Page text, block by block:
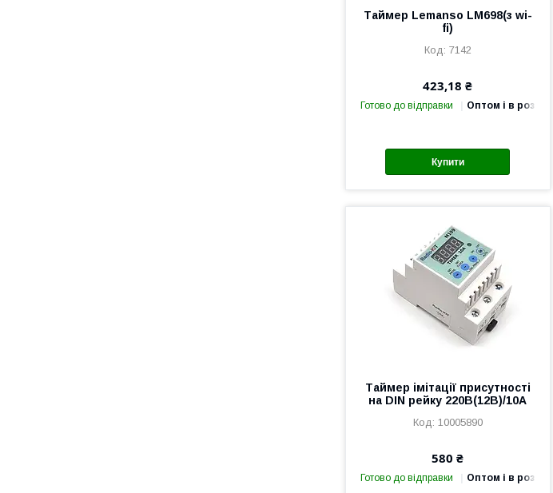
Таймер Lemanso LM698(з wi-
fi)
7142
423,18 ₴
Готово до відправки Оптом і в роздріб
Купити
Таймер імітації присутності
на DIN рейку 220В(12В)/10А
10005890
580 ₴
Готово до відправки Оптом і в роздріб